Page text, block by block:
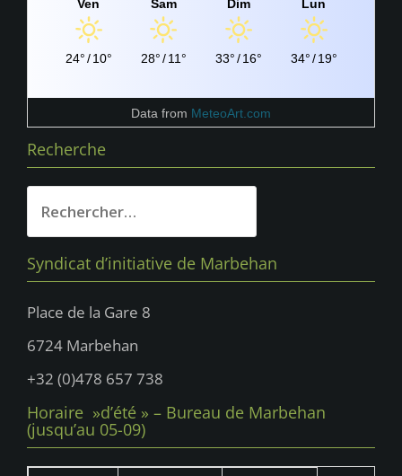
Ven
24°/ 10°
Sam
28°/ 11°
Dim
33°/ 16°
Lun
34°/ 19°
Data from MeteoArt.com
Recherche
Syndicat d’initiative de Marbehan
Place de la Gare 8
6724 Marbehan
+32 (0)478 657 738
Horaire »d’été » – Bureau de Marbehan
(jusqu’au 05-09)